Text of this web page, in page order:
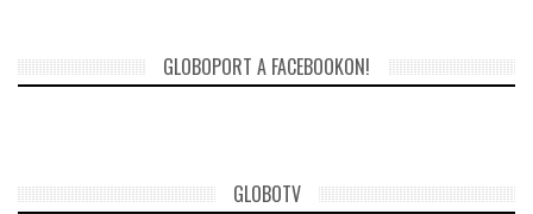
GLOBOPORT A FACEBOOKON!
GLOBOTV